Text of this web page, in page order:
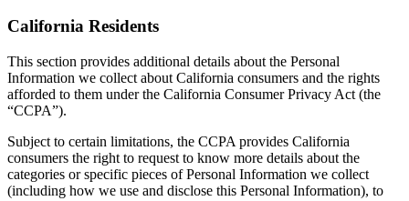
California Residents
This section provides additional details about the Personal
Information we collect about California consumers and the rights
afforded to them under the California Consumer Privacy Act (the
“CCPA”).
Subject to certain limitations, the CCPA provides California
consumers the right to request to know more details about the
categories or specific pieces of Personal Information we collect
(including how we use and disclose this Personal Information), to